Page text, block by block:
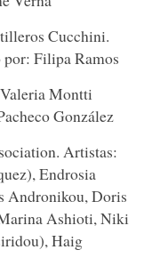
Cucchini.
Filipa Ramos
Montti
González
Artistas:
Endrosia
Andronikou, Doris
Ashioti, Niki
Haig